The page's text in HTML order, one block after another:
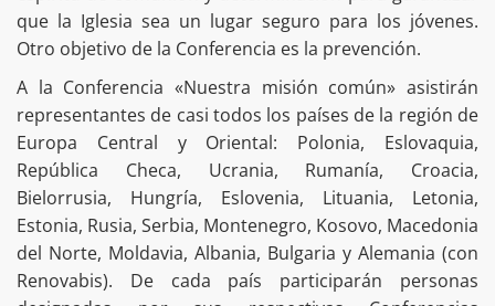
que la Iglesia sea un lugar seguro para los jóvenes.
Otro objetivo de la Conferencia es la prevención.
A la Conferencia «Nuestra misión común» asistirán
representantes de casi todos los países de la región de
Europa Central y Oriental: Polonia, Eslovaquia,
República Checa, Ucrania, Rumanía, Croacia,
Bielorrusia, Hungría, Eslovenia, Lituania, Letonia,
Estonia, Rusia, Serbia, Montenegro, Kosovo, Macedonia
del Norte, Moldavia, Albania, Bulgaria y Alemania (con
Renovabis). De cada país participarán personas